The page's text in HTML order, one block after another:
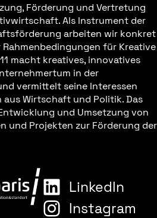
Förderung und Vertretung
Als Instrument der
arbeiten wir konkret
Rahmenbedingungen für Kreative
macht kreatives, innovatives
in der
vermittelt seine Interessen
Wirtschaft und Politik. Das
und Umsetzung von
und Projekten zur Förderung der
LinkedIn
Instagram